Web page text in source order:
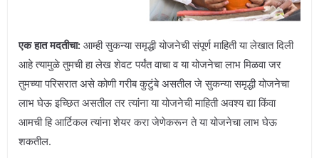
एक हात मदतीचा: आम्ही सुकन्या समृद्धी योजनेची संपूर्ण माहिती या लेखात दिली
आहे त्यामुळे तुमची हा लेख शेवट पर्यंत वाचा व या योजनेचा लाभ मिळवा जर
तुमच्या परिसरात असे कोणी गरीब कुटुंबे असतील जे सुकन्या समृद्धी योजनेचा
लाभ घेऊ इच्छित असतील तर त्यांना या योजनेची माहिती अवश्य द्या किंवा
आमची हि आर्टिकल त्यांना शेयर करा जेणेकरून ते या योजनेचा लाभ घेऊ
शकतील.